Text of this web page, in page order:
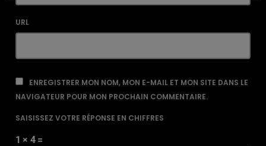
URL
ENREGISTRER MON NOM, MON E-MAIL ET MON SITE DANS LE
NAVIGATEUR POUR MON PROCHAIN COMMENTAIRE.
SAISISSEZ VOTRE RÉPONSE EN CHIFFRES
1 × 4 =